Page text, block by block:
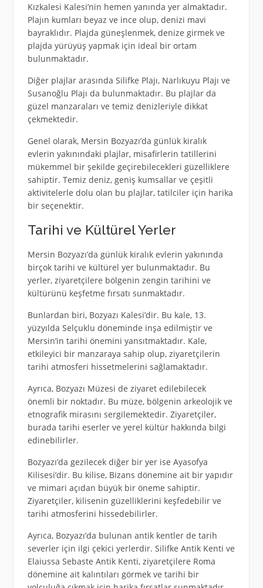
Kızkalesi Kalesi’nin hemen yanında yer almaktadır.
Plajın kumları beyaz ve ince olup, denizi mavi
bayraklıdır. Plajda güneşlenmek, denize girmek ve
plajda yürüyüş yapmak için ideal bir ortam
bulunmaktadır.
Diğer plajlar arasında Silifke Plajı, Narlıkuyu Plajı ve
Susanoğlu Plajı da bulunmaktadır. Bu plajlar da
güzel manzaraları ve temiz denizleriyle dikkat
çekmektedir.
Genel olarak, Mersin Bozyazı’da günlük kiralık
evlerin yakınındaki plajlar, misafirlerin tatillerini
mükemmel bir şekilde geçirebilecekleri güzelliklere
sahiptir. Temiz deniz, geniş kumsallar ve çeşitli
aktivitelerle dolu olan bu plajlar, tatilciler için harika
bir seçenektir.
Tarihi ve Kültürel Yerler
Mersin Bozyazı’da günlük kiralık evlerin yakınında
birçok tarihi ve kültürel yer bulunmaktadır. Bu
yerler, ziyaretçilere bölgenin zengin tarihini ve
kültürünü keşfetme fırsatı sunmaktadır.
Bunlardan biri, Bozyazı Kalesi’dir. Bu kale, 13.
yüzyılda Selçuklu döneminde inşa edilmiştir ve
Mersin’in tarihi önemini yansıtmaktadır. Kale,
etkileyici bir manzaraya sahip olup, ziyaretçilerin
tarihi atmosferi hissetmelerini sağlamaktadır.
Ayrıca, Bozyazı Müzesi de ziyaret edilebilecek
önemli bir noktadır. Bu müze, bölgenin arkeolojik ve
etnografik mirasını sergilemektedir. Ziyaretçiler,
burada tarihi eserler ve yerel kültür hakkında bilgi
edinebilirler.
Bozyazı’da gezilecek diğer bir yer ise Ayasofya
Kilisesi’dir. Bu kilise, Bizans dönemine ait bir yapıdır
ve mimari açıdan büyük bir öneme sahiptir.
Ziyaretçiler, kilisenin güzelliklerini keşfedebilir ve
tarihi atmosferini hissedebilirler.
Ayrıca, Bozyazı’da bulunan antik kentler de tarih
severler için ilgi çekici yerlerdir. Silifke Antik Kenti ve
Elaiussa Sebaste Antik Kenti, ziyaretçilere Roma
dönemine ait kalıntıları görmek ve tarihi bir